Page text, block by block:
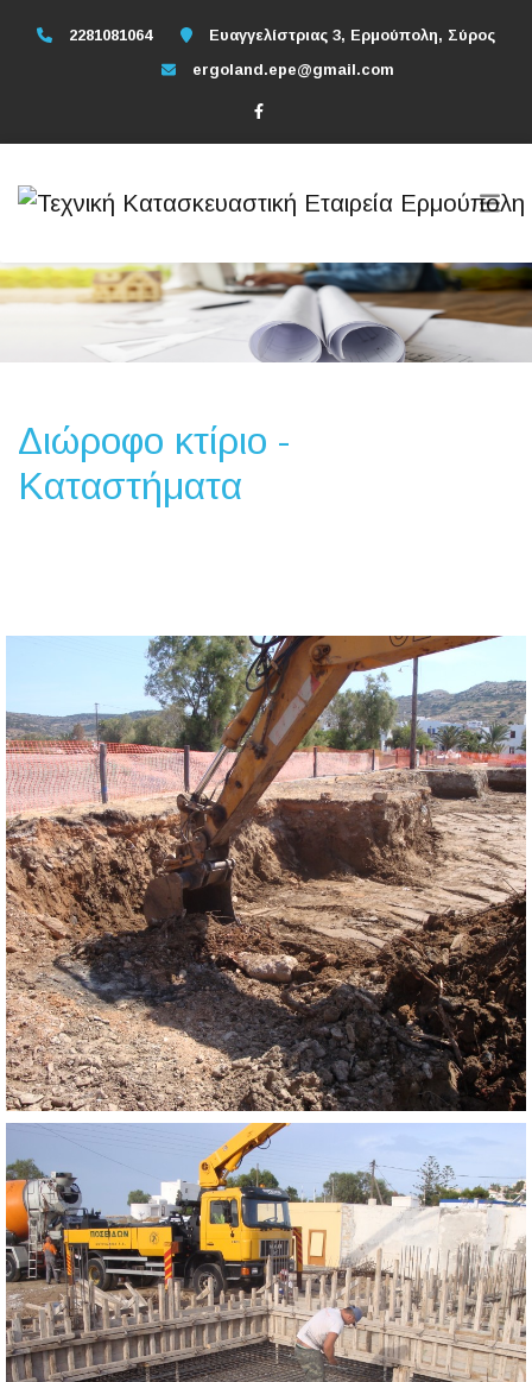
2281081064
Ευαγγελίστριας 3, Ερμούπολη, Σύρος
ergoland.epe@gmail.com
Διώροφο κτίριο -
Καταστήματα